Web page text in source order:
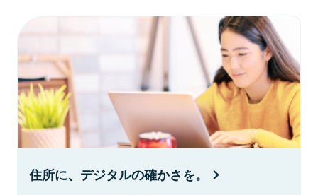
住所に、デジタルの確かさを。